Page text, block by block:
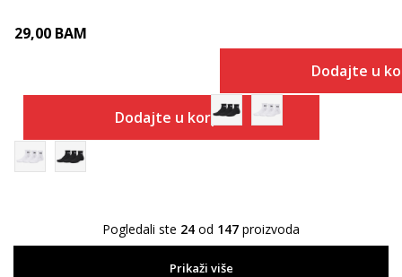
29,00 BAM
Dodajte u korpu
Dodajte u
Pogledali ste 24 od 147 proizvoda
Prikaži više